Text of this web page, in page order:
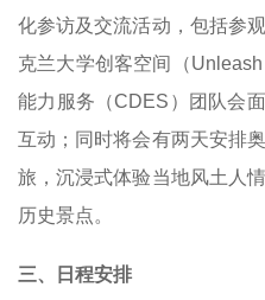
化参访及交流活动，包括参
克兰大学创客空间（Unleash
能力服务（CDES ）团队会
互动；同时将会有两天安排
旅，沉浸式体验当地风土人
历史景点。
三、日程安排